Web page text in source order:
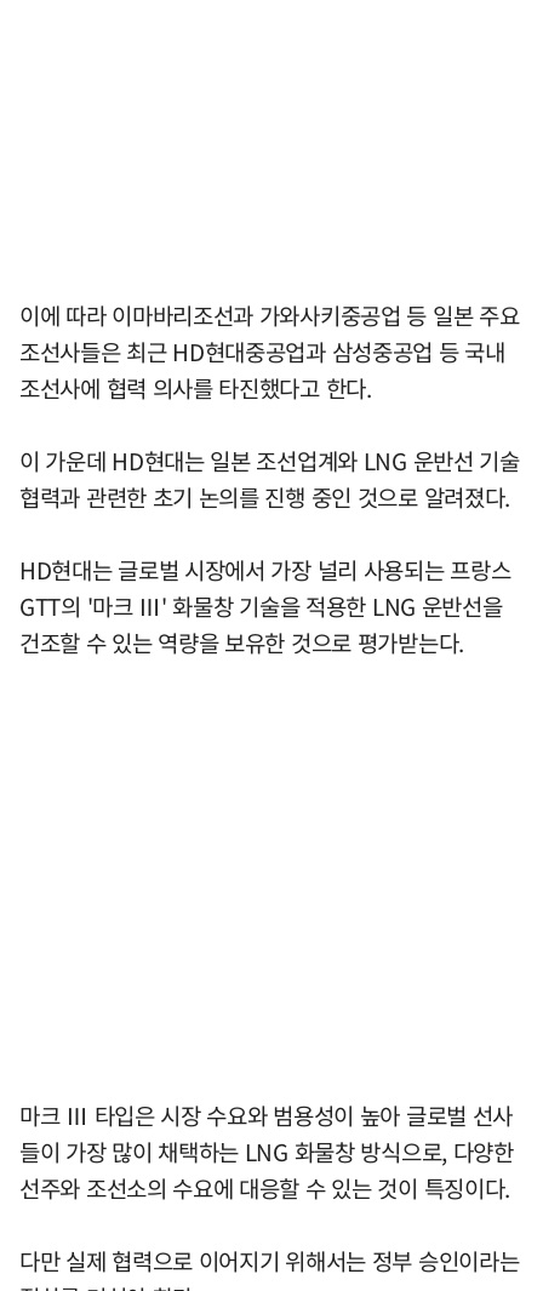
이에 따라 이마바리조선과 가와사키중공업 등 일본 주요
조선사들은 최근 HD현대중공업과 삼성중공업 등 국내
조선사에 협력 의사를 타진했다고 한다.
이 가운데 HD현대는 일본 조선업계와 LNG 운반선 기술
협력과 관련한 초기 논의를 진행 중인 것으로 알려졌다.
HD현대는 글로벌 시장에서 가장 널리 사용되는 프랑스
GTT의 '마크 Ⅲ' 화물창 기술을 적용한 LNG 운반선을
건조할 수 있는 역량을 보유한 것으로 평가받는다.
마크 Ⅲ 타입은 시장 수요와 범용성이 높아 글로벌 선사
들이 가장 많이 채택하는 LNG 화물창 방식으로, 다양한
선주와 조선소의 수요에 대응할 수 있는 것이 특징이다.
다만 실제 협력으로 이어지기 위해서는 정부 승인이라는